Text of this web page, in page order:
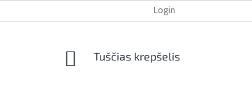
BLOG
Login
SHOPPING
Tuščias krepšelis